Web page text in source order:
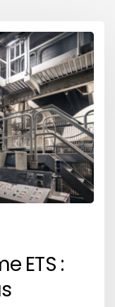
ETS :